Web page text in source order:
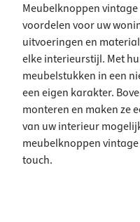
Meubelknoppen
voordelen voor uw
uitvoeringen en
elke interieurstijl. Met
meubelstukken in een
een eigen karakter.
monteren en maken ze
van uw interieur
meubelknoppen
touch.